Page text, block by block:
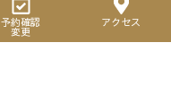
予約確認
変更
アクセス